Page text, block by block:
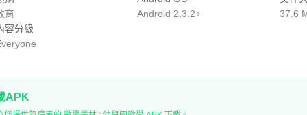
個問題，有一個建議，或者只是想打個招呼。
育
Android 2.3.2+
37.6
容分級
APK